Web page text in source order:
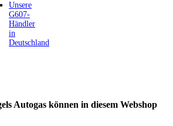
Unsere
G607-
Händler
in
Deutschland
Autogas können in diesem Webshop